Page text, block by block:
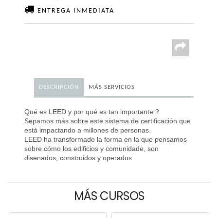
ENTREGA INMEDIATA
DESCRIPCIÓN MÁS SERVICIOS
Qué es LEED y por qué es tan importante ?
Sepamos más sobre este sistema de certificación que
está impactando a millones de personas.
LEED ha transformado la forma en la que pensamos
sobre cómo los edificios y comunidade, son
disenados, construidos y operados
MÁS CURSOS